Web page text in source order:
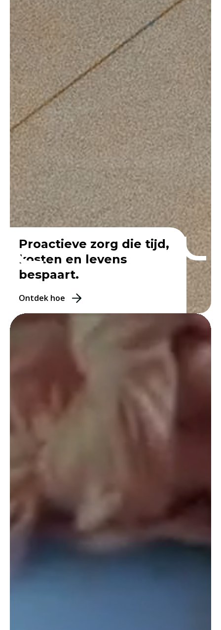
Proactieve zorg die tijd,
kosten en levens
bespaart.
Ontdek hoe